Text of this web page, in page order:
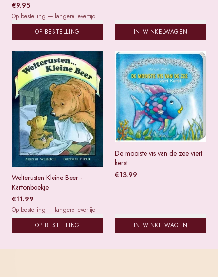
€9.95
Op bestelling — langere levertijd
OP BESTELLING
IN WINKELWAGEN
Welterusten Kleine Beer -
Kartonboekje
€11.99
Op bestelling — langere levertijd
OP BESTELLING
De mooiste vis van de zee viert
kerst
€13.99
IN WINKELWAGEN